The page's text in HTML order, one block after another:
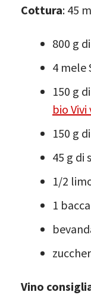
Cottura: 45
800 g
4 mele
150 g di
bio Vivi
150 g di
45 g di
1/2
1
Vino